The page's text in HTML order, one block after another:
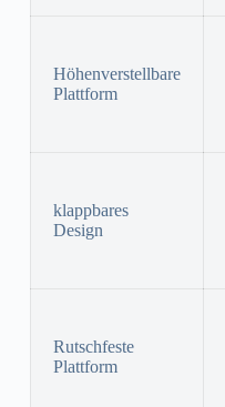
Höhenverstellbare
Plattform
klappbares
Design
Rutschfeste
Plattform